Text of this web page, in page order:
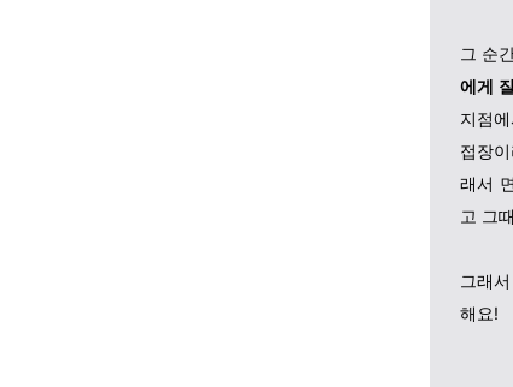
그 순
에게
지점
접장
래서
고 그
그래
해요!